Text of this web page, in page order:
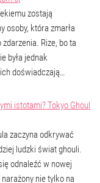
zostają
osoby, która zmarła
Rize, bo ta
była jednak
doświadczają…
istotami? Tokyo Ghoul
zaczyna odkrywać
ludzki świat ghouli.
odnaleźć w nowej
nie tylko na